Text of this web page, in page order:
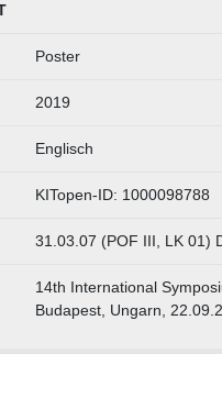
Poster
2019
Englisch
KITopen-ID: 1000098788
31.03.07 (POF III, LK 01)
14th International
Budapest, Ungarn,